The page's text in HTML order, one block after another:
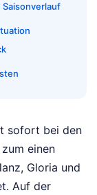
Saisonverlauf
sofort bei den
einen
Gloria und
Auf der